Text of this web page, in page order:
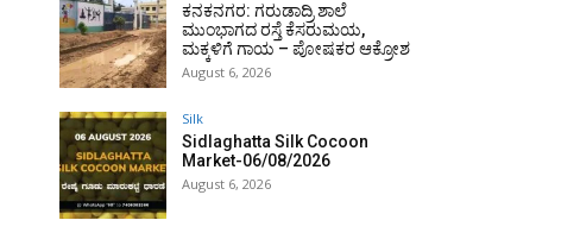
ಕನಕನಗರ: ಗರುಡಾದ್ರಿ ಶಾಲೆ
ಮುಂಭಾಗದ ರಸ್ತೆ ಕೆಸರುಮಯ,
ಮಕ್ಕಳಿಗೆ ಗಾಯ – ಪೋಷಕರ ಆಕ್ರೋಶ
August 6, 2026
Silk
Sidlaghatta Silk Cocoon
Market-06/08/2026
August 6, 2026